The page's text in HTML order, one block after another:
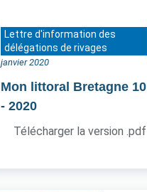
Lettre d'information des
délégations de rivages
janvier 2020
Mon littoral Bretagne 10
- 2020
Télécharger la version .pdf